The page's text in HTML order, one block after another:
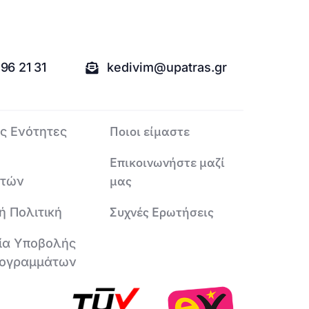
21 31 kedivim@upatras.gr
Ενότητες
Πολιτική
Υποβολής
Ποιοι είμαστε
Επικοινωνήστε μαζί
μας
Συχνές Ερωτήσεις